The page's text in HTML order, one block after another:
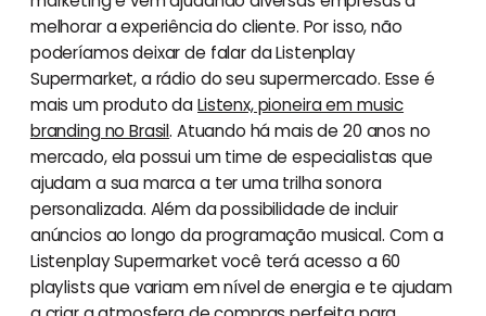
melhorar a experiência do cliente. Por isso, não
poderíamos deixar de falar da Listenplay
Supermarket, a rádio do seu supermercado. Esse é
mais um produto daListenx, pioneira em music
branding no Brasil. Atuando há mais de 20 anos no
mercado, ela possui um time de especialistas que
ajudam a sua marca a ter uma trilha sonora
personalizada. Além da possibilidade de incluir
anúncios ao longo da programação musical. Com a
Listenplay Supermarket você terá acesso a 60
playlists que variam em nível de energia e te ajudam